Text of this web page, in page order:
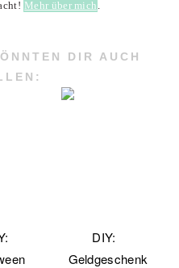
Mehr über mich .
DIR AUCH
DIY:
Geldgeschenk